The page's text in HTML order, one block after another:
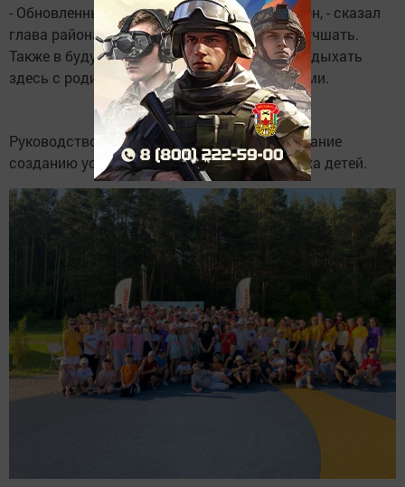
- Обновленный лагерь работает второй сезон, - сказал
глава района. - Мы будем стараться его улучшать.
Также в будущем появится возможность отдыхать
здесь с родителями, бабушками и дедушками.
Руководство района уделяет большое внимание
созданию условий для полноценного отдыха детей.